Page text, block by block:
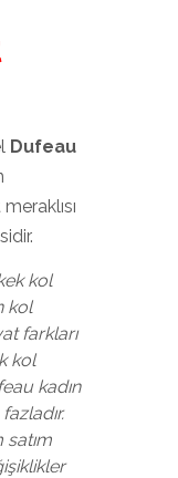
Dufeau
kol
kol
farkları
kol
kadın
satım